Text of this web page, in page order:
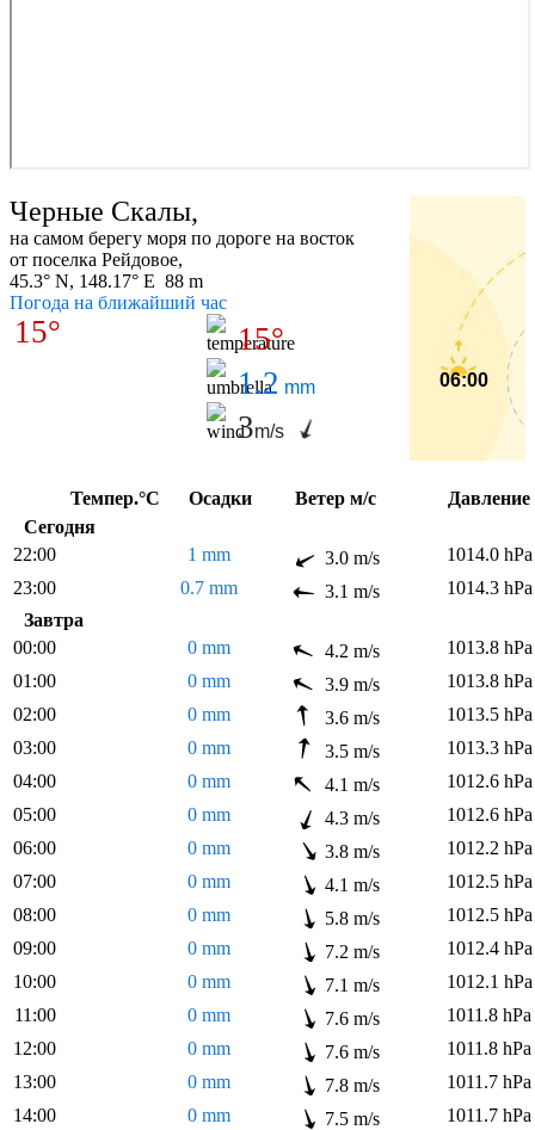
Черные Скалы,
на самом берегу моря по дороге на восток
от поселка Рейдовое,
45.3° N, 148.17° E 88 m
Погода на ближайший час
15°
15°
1.2 mm
3m/s
06:00
Темпер.°C Осадки Ветер м/с
Сегодня
22:00
1 mm 3.0 m/s
1014.0 hPa
23:00
0.7 mm 3.1 m/s
1014.3 hPa
Завтра
00:00
0 mm 4.2 m/s
1013.8 hPa
01:00
0 mm 3.9 m/s
1013.8 hPa
02:00
0 mm 3.6 m/s
1013.5 hPa
03:00
0 mm 3.5 m/s
1013.3 hPa
04:00
0 mm 4.1 m/s
1012.6 hPa
05:00
0 mm 4.3 m/s
1012.6 hPa
06:00
0 mm 3.8 m/s
1012.2 hPa
07:00
0 mm 4.1 m/s
1012.5 hPa
08:00
0 mm 5.8 m/s
1012.5 hPa
09:00
0 mm 7.2 m/s
1012.4 hPa
10:00
0 mm 7.1 m/s
1012.1 hPa
11:00
0 mm 7.6 m/s
1011.8 hPa
12:00
0 mm 7.6 m/s
1011.8 hPa
13:00
0 mm 7.8 m/s
1011.7 hPa
14:00
0 mm 7.5 m/s
1011.7 hPa